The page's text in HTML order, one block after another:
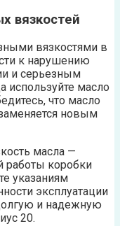
вязкостей
вязкостями в
к нарушению
и серьезным
используйте масло
что масло
новым
масла —
работы коробки
указаниям
эксплуатации
и надежную
20.